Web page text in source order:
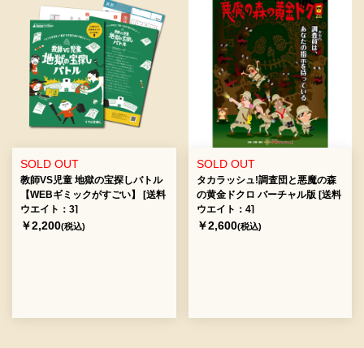
SOLD OUT
教師VS児童 地獄の宝探しバトル
【WEBギミックがすごい】 [送料
ウエイト：3]
￥2,200(税込)
SOLD OUT
タカラッシュ!調査団と悪魔の森
の黄金ドクロ バーチャル版 [送料
ウエイト：4]
￥2,600(税込)